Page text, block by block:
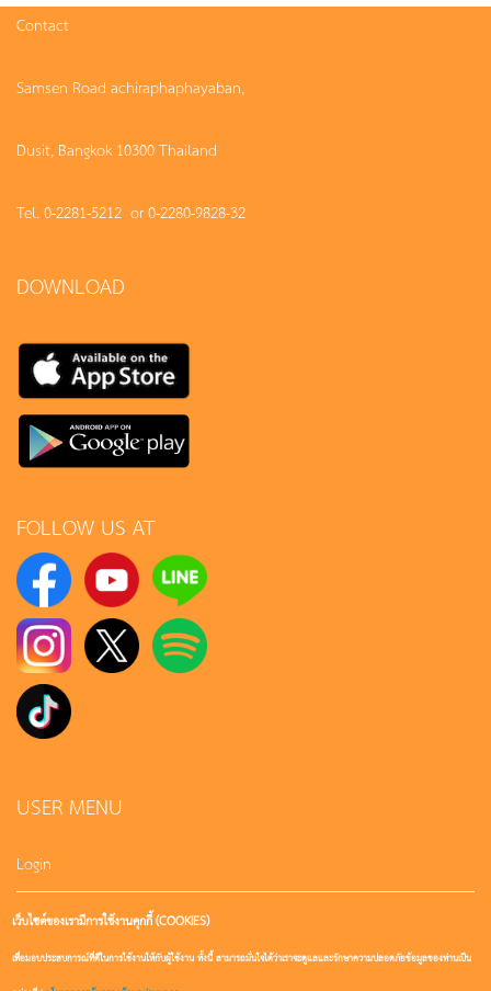
Contact
Samsen Road achiraphaphayaban,
Dusit, Bangkok 10300 Thailand
Tel. 0-2281-5212 or 0-2280-9828-32
DOWNLOAD
FOLLOW US AT
USER MENU
Login
Sign up
User account
เว็บไซต์ของเรามีการใช้งานคุกกี้ (COOKIES)
เพื่อมอบประสบการณ์ที่ดีในการใช้งานให้กับผู้ใช้งาน ทั้งนี้ สามารถมั่นใจได้ว่าเราจะดูแลและรักษาความปลอดภัยข้อมูลของท่านเป็น